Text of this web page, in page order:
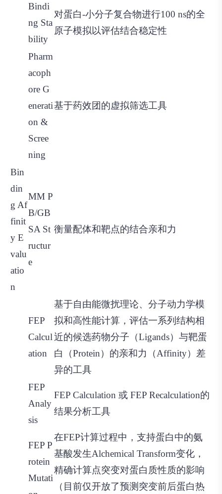
Bindi
ng Sta
bility
对蛋白-小分子复合物进行100 ns的全
原子模拟以评估结合稳定性
Pharm
acoph
ore G
enerati
on &
Scree
ning
基于药效团的虚拟筛选工具
Bin
din
g Af
finit
y E
valu
atio
n
MM P
B/GB
SA St
ructur
e
衡量配体和靶点的结合亲和力
FEP
Calcul
ation
基于自由能微扰理论、分子动力学模
拟和高性能计算，评估一系列结构相
近的候选药物分子（Ligands）与靶蛋
白（Protein）的亲和力（Affinity）差
异的工具
FEP
Analy
sis
FEP Calculation 或 FEP Recalculation的
结果分析工具
FEP P
rotein
Mutati
在FEP计算过程中，支持蛋白中的氨
基酸发生Alchemical Transform变化，
精确计算点突变对蛋白质性质的影响
（目前仅开放了预测突变前后蛋白热